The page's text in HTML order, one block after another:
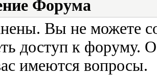
Форума
Вы не можете
доступ к форуму.
имеются вопросы.